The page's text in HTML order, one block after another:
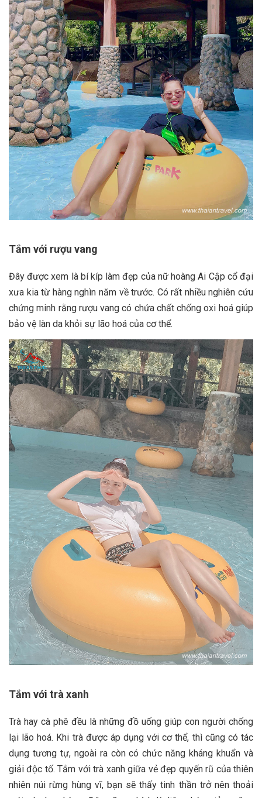
Tắm với rượu vang
Đây được xem là bí kíp làm đẹp của nữ hoàng Ai Cập cổ đại
xưa kia từ hàng nghìn năm về trước. Có rất nhiều nghiên cứu
chứng minh rằng rượu vang có chứa chất chống oxi hoá giúp
bảo vệ làn da khỏi sự lão hoá của cơ thể.
Tắm với trà xanh
Trà hay cà phê đều là những đồ uống giúp con người chống
lại lão hoá. Khi trà được áp dụng với cơ thể, thì cũng có tác
dụng tương tự, ngoài ra còn có chức năng kháng khuẩn và
giải độc tố. Tắm với trà xanh giữa vẻ đẹp quyến rũ của thiên
nhiên núi rừng hùng vĩ, bạn sẽ thấy tinh thần trở nên thoải